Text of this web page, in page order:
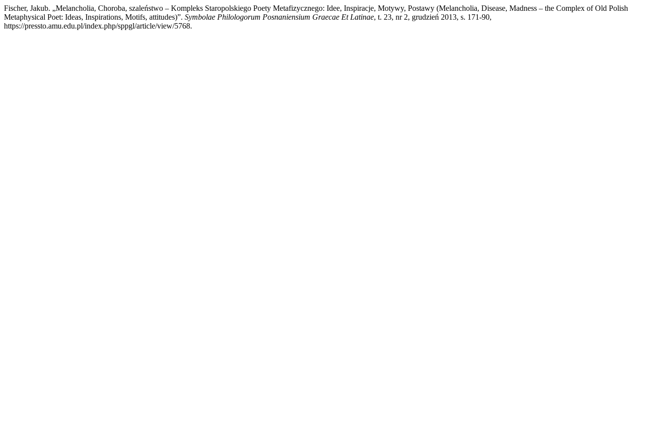
Fischer, Jakub. „Melancholia, Choroba, szaleństwo – Kompleks Staropolskiego Poety Metafizycznego: Idee, Inspiracje, Motywy, Postawy (Melancholia, Disease, Madness – the Complex of Old Polish
Metaphysical Poet: Ideas, Inspirations, Motifs, attitudes)”. Symbolae Philologorum Posnaniensium Graecae Et Latinae, t. 23, nr 2, grudzień 2013, s. 171-90,
https://pressto.amu.edu.pl/index.php/sppgl/article/view/5768.